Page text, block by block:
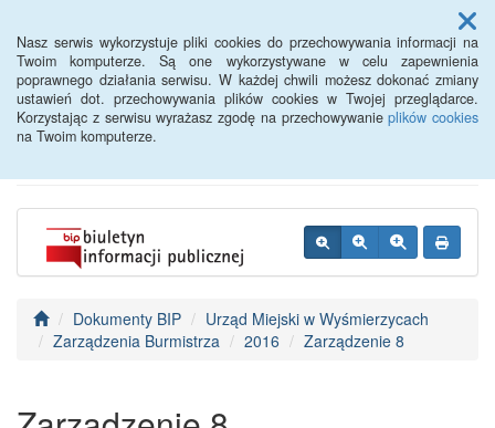
Nasz serwis wykorzystuje pliki cookies do przechowywania informacji na
Twoim komputerze. Są one wykorzystywane w celu zapewnienia
poprawnego działania serwisu. W każdej chwili możesz dokonać zmiany
ustawień dot. przechowywania plików cookies w Twojej przeglądarce.
Korzystając z serwisu wyrażasz zgodę na przechowywanieplików cookies
na Twoim komputerze.
Menu
BIP - Urząd Miejski
Wyśmierzyce
Dokumenty BIP
Urząd Miejski w Wyśmierzycach
Zarządzenia Burmistrza
2016 Zarządzenie 8